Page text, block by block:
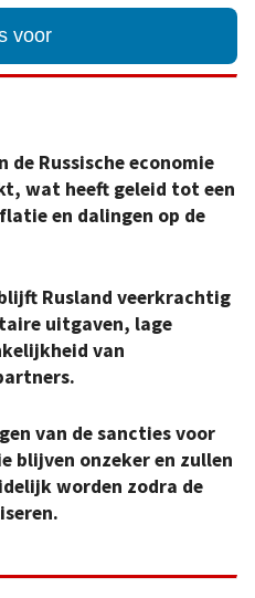
voor
de Russische economie
wat heeft geleid tot een
en dalingen op de
Rusland veerkrachtig
uitgaven, lage
van
van de sancties voor
blijven onzeker en zullen
worden zodra de